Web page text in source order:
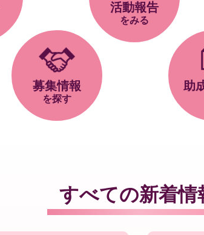
活動報告
をみる
募集情報
を探す
助
すべての新着情